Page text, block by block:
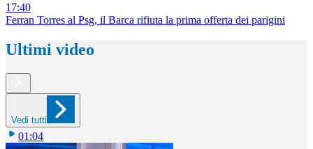
17:40
Ferran Torres al Psg, il Barca rifiuta la prima offerta dei parigini
Ultimi video
Vedi tutti
01:04